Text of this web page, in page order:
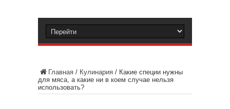
Главная / Кулинария / Какие специи нужны
для мяса, а какие ни в коем случае нельзя
использовать?